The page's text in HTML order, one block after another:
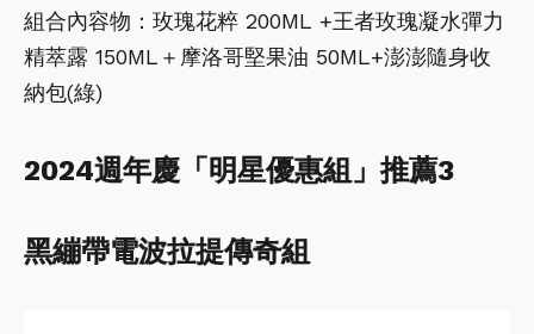
組合內容物：玫瑰花粹 200ML +王者玫瑰凝水彈力
精萃露 150ML＋摩洛哥堅果油 50ML+澎澎隨身收
納包(綠)
2024週年慶「明星優惠組」推薦3
黑繃帶電波拉提傳奇組